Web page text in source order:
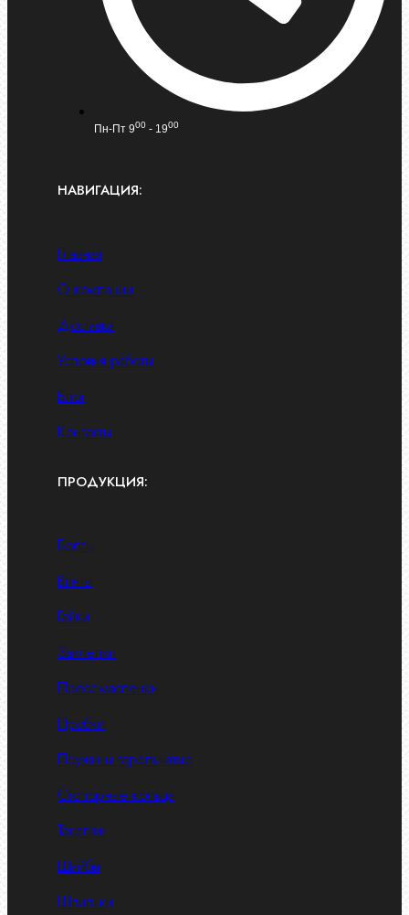
Пн-Пт 900 - 1900
НАВИГАЦИЯ:
Главная
О компании
Доставка
Условия работы
Блог
Контакты
ПРОДУКЦИЯ:
Болты
Винты
Гайки
Заклепки
Пресс-масленки
Пробки
Пружины тарельчатые
Стопорные кольца
Такелаж
Шайбы
Шпильки